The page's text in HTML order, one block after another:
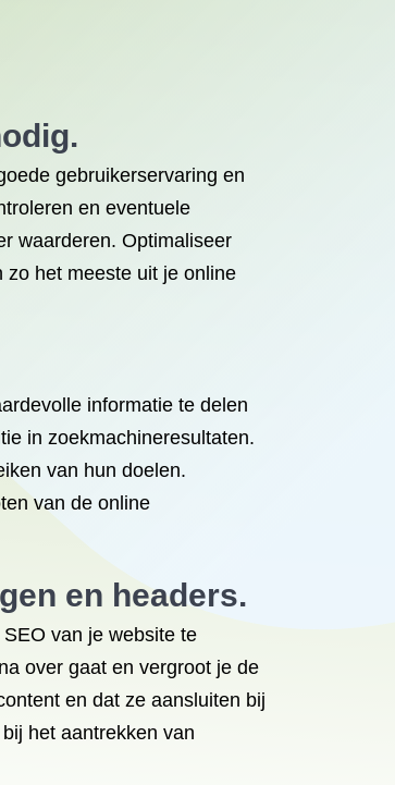
gebruikerservaring en
en eventuele
waarderen. Optimaliseer
het meeste uit je online
informatie te delen
in zoekmachineresultaten.
van hun doelen.
van de online
en headers.
van je website te
over gaat en vergroot je de
en dat ze aansluiten bij
het aantrekken van